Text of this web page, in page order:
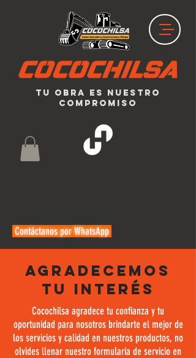
Tu obra es nuestro
compromiso
Contáctanos por WhatsApp
Agradecemos
tu interés
Cocochilsa agradece tu confianza y tu
oportunidad para nosotros brindarte el mejor de
los servicios y calidad en nuestros productos, no
olvides llenar nuestro formularia de servicio en